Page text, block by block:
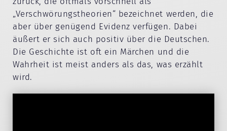
„Verschwörungstheorien“ bezeichnet werden, die
aber über genügend Evidenz verfügen. Dabei
äußert er sich auch positiv über die Deutschen.
Die Geschichte ist oft ein Märchen und die
Wahrheit ist meist anders als das, was erzählt
wird.